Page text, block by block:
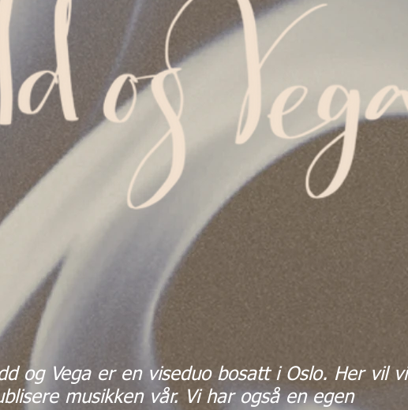
og Vega er en viseduo bosatt i Oslo. Her vil vi
musikken vår. Vi har også en egen